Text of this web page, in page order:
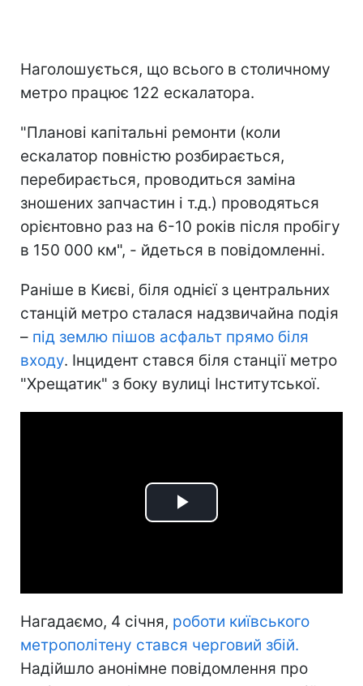
Наголошується, що всього в столичному
метро працює 122 ескалатора.
"Планові капітальні ремонти (коли
ескалатор повністю розбирається,
перебирається, проводиться заміна
зношених запчастин і т.д.) проводяться
орієнтовно раз на 6-10 років після пробігу
в 150 000 км", - йдеться в повідомленні.
Раніше в Києві, біля однієї з центральних
станцій метро сталася надзвичайна подія
– під землю пішов асфальт прямо біля
входу. Інцидент стався біля станції метро
"Хрещатик" з боку вулиці Інститутської.
Play
Нагадаємо, 4 січня, роботи київського
метрополітену стався черговий збій.
Надійшло анонімне повідомлення про